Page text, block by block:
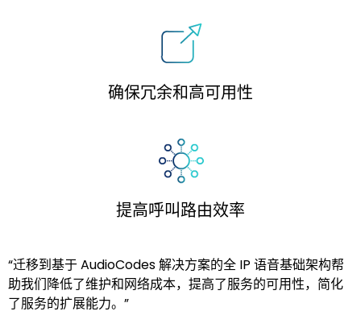
确保冗余和高可用性
提高呼叫路由效率
“迁移到基于 AudioCodes 解决方案的全 IP 语音基础架构帮
助我们降低了维护和网络成本，提高了服务的可用性，简化
了服务的扩展能力。”